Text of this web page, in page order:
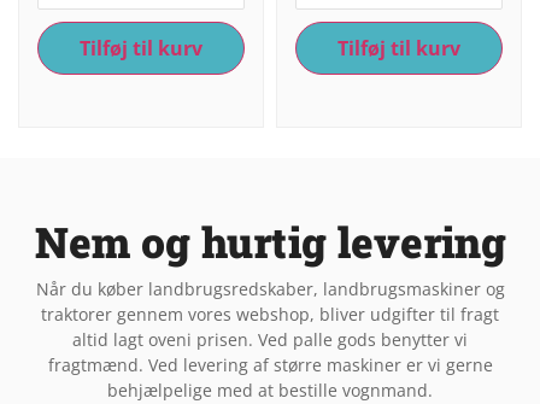
Tilføj til kurv Tilføj til kurv
Nem og hurtig levering
Når du køber landbrugsredskaber, landbrugsmaskiner og
traktorer gennem vores webshop, bliver udgifter til fragt
altid lagt oveni prisen. Ved palle gods benytter vi
fragtmænd. Ved levering af større maskiner er vi gerne
behjælpelige med at bestille vognmand.